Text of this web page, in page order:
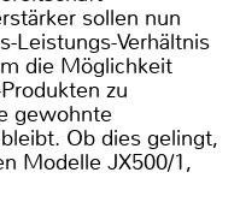
sollen nun
Leistungs-Verhältnis
die Möglichkeit
zu
gewohnte
Ob dies gelingt,
Modelle JX500/1,